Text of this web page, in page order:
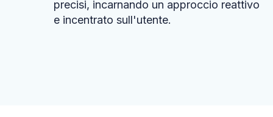
precisi, incarnando un approccio reattivo
e incentrato sull'utente.